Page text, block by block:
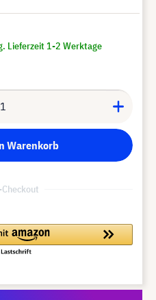
Lieferzeit 1-2 Werktage
Warenkorb